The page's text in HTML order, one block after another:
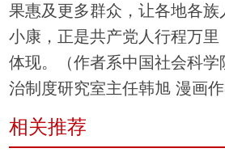
果惠及更多群众，让各地各族
小康，正是共产党人行程万
体现。（作者系中国社会科学
治制度研究室主任韩旭 漫画作
相关推荐